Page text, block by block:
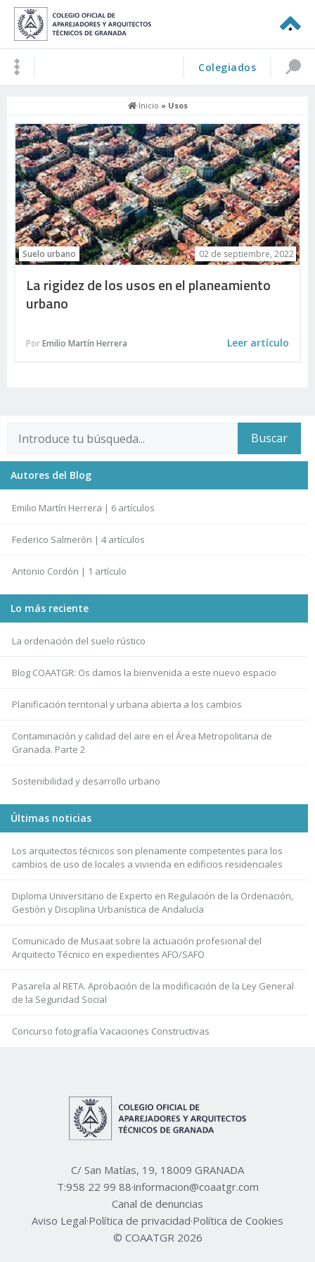
Colegiados
Inicio » Usos
Suelo urbano 02 de septiembre, 2022
La rigidez de los usos en el planeamiento
urbano
PorEmilio Martín Herrera Leer artículo
Autores del Blog
Emilio Martín Herrera | 6 artículos
Federico Salmerón | 4 artículos
Antonio Cordón | 1 artículo
Lo más reciente
La ordenación del suelo rústico
Blog COAATGR: Os damos la bienvenida a este nuevo espacio
Planificación territorial y urbana abierta a los cambios
Contaminación y calidad del aire en el Área Metropolitana de
Granada. Parte 2
Sostenibilidad y desarrollo urbano
Últimas noticias
Los arquitectos técnicos son plenamente competentes para los
cambios de uso de locales a vivienda en edificios residenciales
Diploma Universitario de Experto en Regulación de la Ordenación,
Gestión y Disciplina Urbanística de Andalucía
Comunicado de Musaat sobre la actuación profesional del
Arquitecto Técnico en expedientes AFO/SAFO
Pasarela al RETA. Aprobación de la modificación de la Ley General
de la Seguridad Social
Concurso fotografía Vacaciones Constructivas
C/ San Matías, 19, 18009 GRANADA
T:958 22 99 88·informacion@coaatgr.com
Canal de denuncias
Aviso Legal·Política de privacidad·Política de Cookies
© COAATGR 2026